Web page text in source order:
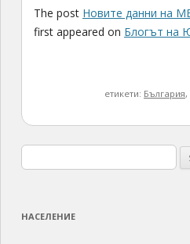
The post Новите данни на
first appeared on Блогът на
етикети: България,
for:
НАСЕЛЕНИЕ